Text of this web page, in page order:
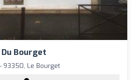
Bourget
93350, Le Bourget